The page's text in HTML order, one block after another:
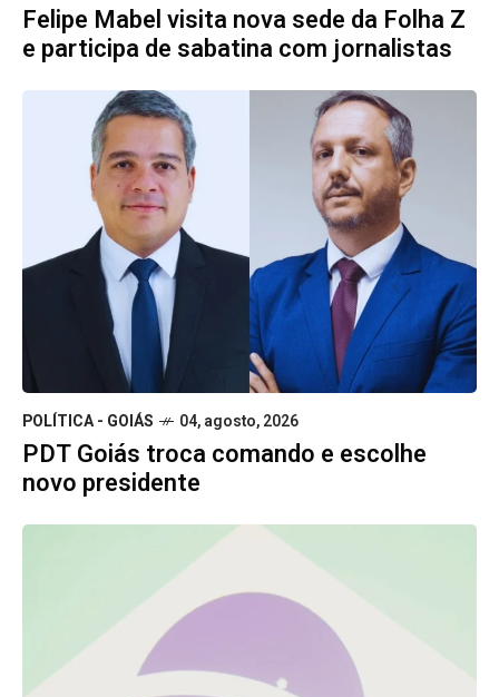
Felipe Mabel visita nova sede da Folha Z
e participa de sabatina com jornalistas
POLÍTICA - GOIÁS 04, agosto, 2026
PDT Goiás troca comando e escolhe
novo presidente